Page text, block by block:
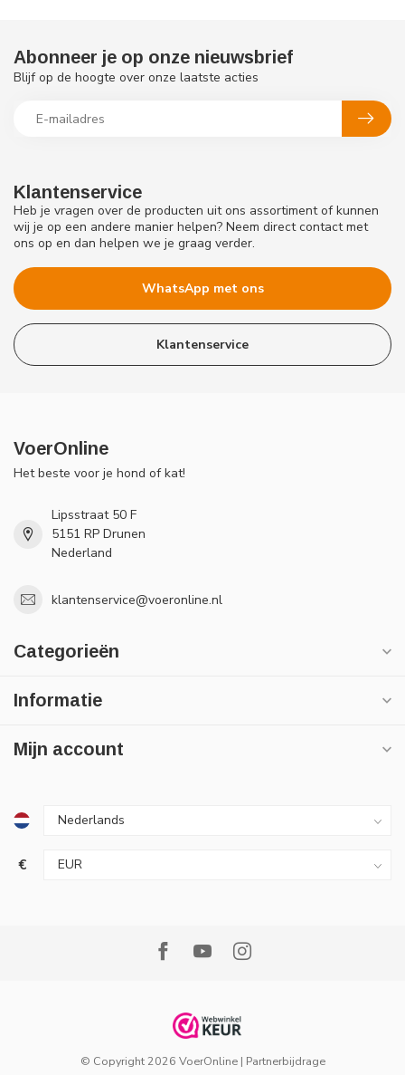
Klantenservice
Heb je vragen over de producten uit ons assortiment of kunnen
wij je op een andere manier helpen? Neem direct contact met
ons op en dan helpen we je graag verder.
WhatsApp met ons
Klantenservice
Abonneer je op onze nieuwsbrief
Blijf op de hoogte over onze laatste acties
VoerOnline
Het beste voor je hond of kat!
Lipsstraat 50 F
5151 RP Drunen
Nederland
klantenservice@voeronline.nl
Categorieën
Informatie
Mijn account
€
© Copyright 2026 VoerOnline| Partnerbijdrage